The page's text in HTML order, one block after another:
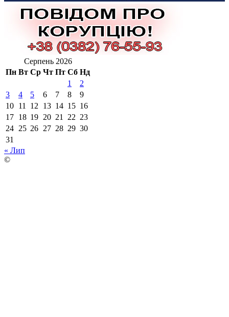
Серпень 2026
Пн Вт Ср Чт Пт Сб Нд
1
2
3
4 5 6 7 8
9
10 11 12 13 14 15 16
17 18 19 20 21 22 23
24 25 26 27 28 29 30
31
« Лип
©